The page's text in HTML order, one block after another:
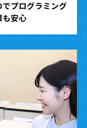
プログラミング
も安心